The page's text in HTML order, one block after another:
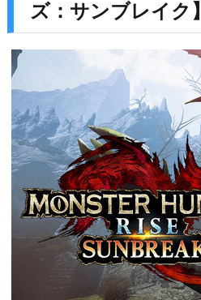
ズ：サンブレイク】